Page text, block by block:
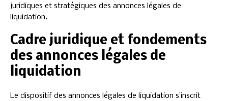
juridiques et stratégiques des annonces légales de
liquidation.
Cadre juridique et fondements
des annonces légales de
liquidation
Le dispositif des annonces légales de liquidation s’inscrit